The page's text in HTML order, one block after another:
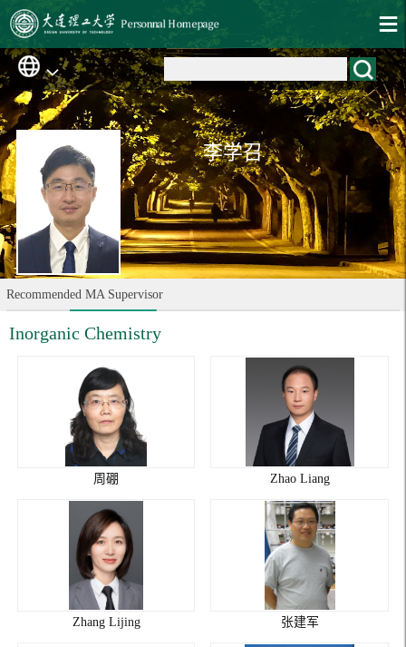
李学召
Recommended MA Supervisor
Inorganic Chemistry
周硼 Zhao Liang
Zhang Lijing 张建军